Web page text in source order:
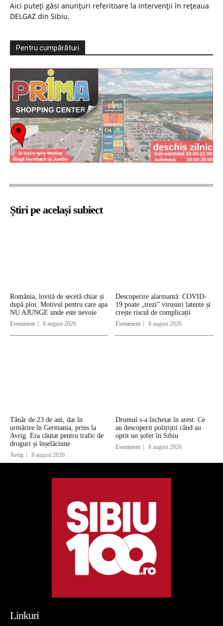
Aici puteți găsi anunțuri referitoare la intervenții în rețeaua
DELGAZ din Sibiu.
Pentru cumpărături
Știri pe același subiect
România, lovită de secetă chiar și
după ploi. Motivul pentru care apa
NU AJUNGE unde este nevoie
Eveniment 8 august 2026
Descoperire alarmantă: COVID-
19 poate „trezi” virusuri latente și
crește riscul de complicații
Eveniment 8 august 2026
Tânăr de 23 de ani, dat în
urmărire în Germania, prins la
Avrig. Era căutat pentru trafic de
droguri și înșelăciune
Avrig 8 august 2026
Drumul s-a încheiat în arest. Ce
au descoperit polițiștii când au
oprit un șofer în Sibiu
Eveniment 8 august 2026
Linkuri